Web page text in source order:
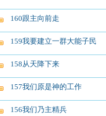
160跟主向前走
159我要建立一群大能子民
158从天降下来
157我们原是神的工作
156我们乃主精兵